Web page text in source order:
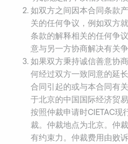
如双方之间因本合同条款
关的任何争议，例如双方
条款的解释相关的任何争
意与另一方协商解决有关争
如果双方秉持诚信善意协
何经过双方一致同意的延
合同引起的或与本合同有
于北京的中国国际经济贸
按照仲裁申请时CIETAC
裁。仲裁地点为北京。仲
有约束力。仲裁费用由败